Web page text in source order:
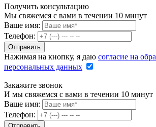
Получить консультацию
Мы свяжемся с вами в течении 10 минут
Ваше имя:
Телефон:
Нажимая на кнопку, я даю согласие на
персональных данных
Закажите звонок
И мы свяжемся с вами в течении 10 минут
Ваше имя:
Телефон: